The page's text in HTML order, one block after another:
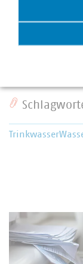
Stellv.
und
+49 30
Trinkwasser